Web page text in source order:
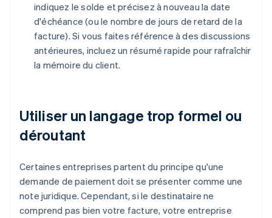
indiquez le solde et précisez à nouveau la date
d'échéance (ou le nombre de jours de retard de la
facture). Si vous faites référence à des discussions
antérieures, incluez un résumé rapide pour rafraîchir
la mémoire du client.
Utiliser un langage trop formel ou
déroutant
Certaines entreprises partent du principe qu'une
demande de paiement doit se présenter comme une
note juridique. Cependant, si le destinataire ne
comprend pas bien votre facture, votre entreprise